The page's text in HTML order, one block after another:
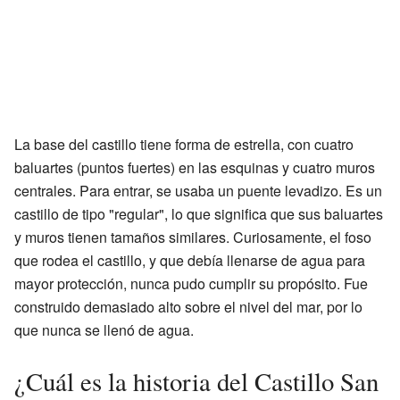
La base del castillo tiene forma de estrella, con cuatro
baluartes (puntos fuertes) en las esquinas y cuatro muros
centrales. Para entrar, se usaba un puente levadizo. Es un
castillo de tipo "regular", lo que significa que sus baluartes
y muros tienen tamaños similares. Curiosamente, el foso
que rodea el castillo, y que debía llenarse de agua para
mayor protección, nunca pudo cumplir su propósito. Fue
construido demasiado alto sobre el nivel del mar, por lo
que nunca se llenó de agua.
¿Cuál es la historia del Castillo San